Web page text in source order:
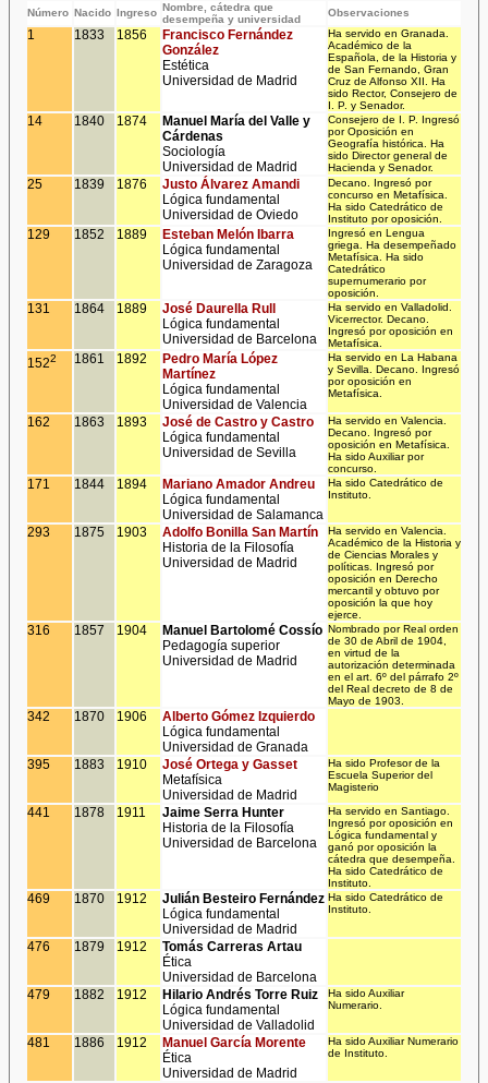
Número Nacido Ingreso Nombre, cátedra que
desempeña y universidad
Observaciones
1 1833 1856
Francisco Fernández
González
Estética
Universidad de Madrid
Ha servido en Granada.
Académico de la
Española, de la Historia y
de San Fernando, Gran
Cruz de Alfonso XII. Ha
sido Rector, Consejero de
I. P. y Senador.
14 1840 1874
Manuel María del Valle y
Cárdenas
Sociología
Universidad de Madrid
Consejero de I. P. Ingresó
por Oposición en
Geografía histórica. Ha
sido Director general de
Hacienda y Senador.
25 1839 1876
Justo Álvarez Amandi
Lógica fundamental
Universidad de Oviedo
Decano. Ingresó por
concurso en Metafísica.
Ha sido Catedrático de
Instituto por oposición.
129 1852 1889
Esteban Melón Ibarra
Lógica fundamental
Universidad de Zaragoza
Ingresó en Lengua
griega. Ha desempeñado
Metafísica. Ha sido
Catedrático
supernumerario por
oposición.
131 1864 1889
José Daurella Rull
Lógica fundamental
Universidad de Barcelona
Ha servido en Valladolid.
Vicerrector. Decano.
Ingresó por oposición en
Metafísica.
1522 1861 1892
Pedro María López
Martínez
Lógica fundamental
Universidad de Valencia
Ha servido en La Habana
y Sevilla. Decano. Ingresó
por oposición en
Metafísica.
162 1863 1893
José de Castro y Castro
Lógica fundamental
Universidad de Sevilla
Ha servido en Valencia.
Decano. Ingresó por
oposición en Metafísica.
Ha sido Auxiliar por
concurso.
171 1844 1894
Mariano Amador Andreu
Lógica fundamental
Universidad de Salamanca
Ha sido Catedrático de
Instituto.
293 1875 1903
Adolfo Bonilla San Martín
Historia de la Filosofía
Universidad de Madrid
Ha servido en Valencia.
Académico de la Historia y
de Ciencias Morales y
políticas. Ingresó por
oposición en Derecho
mercantil y obtuvo por
oposición la que hoy
ejerce.
316 1857 1904
Manuel Bartolomé Cossío
Pedagogía superior
Universidad de Madrid
Nombrado por Real orden
de 30 de Abril de 1904,
en virtud de la
autorización determinada
en el art. 6º del párrafo 2º
del Real decreto de 8 de
Mayo de 1903.
342 1870 1906
Alberto Gómez Izquierdo
Lógica fundamental
Universidad de Granada
395
1883 1910
José Ortega y Gasset
Metafísica
Universidad de Madrid
Ha sido Profesor de la
Escuela Superior del
Magisterio
441 1878 1911
Jaime Serra Hunter
Historia de la Filosofía
Universidad de Barcelona
Ha servido en Santiago.
Ingresó por oposición en
Lógica fundamental y
ganó por oposición la
cátedra que desempeña.
Ha sido Catedrático de
Instituto.
469 1870 1912
Julián Besteiro Fernández
Lógica fundamental
Universidad de Madrid
Ha sido Catedrático de
Instituto.
476 1879 1912
Tomás Carreras Artau
Ética
Universidad de Barcelona
479
1882 1912
Hilario Andrés Torre Ruiz
Lógica fundamental
Universidad de Valladolid
Ha sido Auxiliar
Numerario.
481 1886 1912
Manuel García Morente
Ética
Universidad de Madrid
Ha sido Auxiliar Numerario
de Instituto.